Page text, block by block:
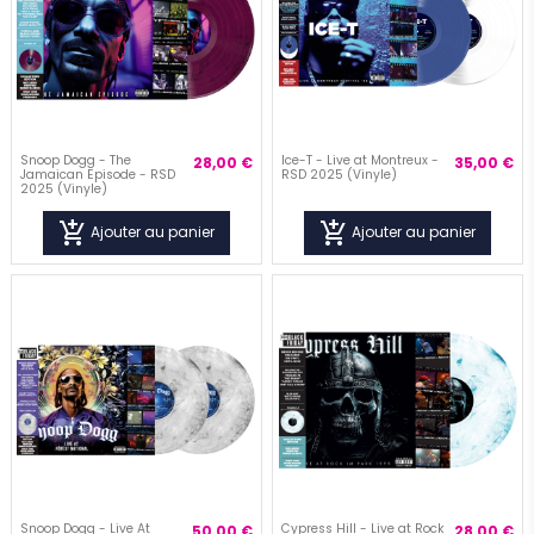
Snoop Dogg - The
Jamaican Episode - RSD
2025 (Vinyle)
28,00 €
add_shopping_cart Ajouter au panier
Ice-T - Live at Montreux -
RSD 2025 (Vinyle)
35,00 €
add_shopping_cart Ajouter au panier
Snoop Dogg - Live At
Cypress Hill - Live at Rock